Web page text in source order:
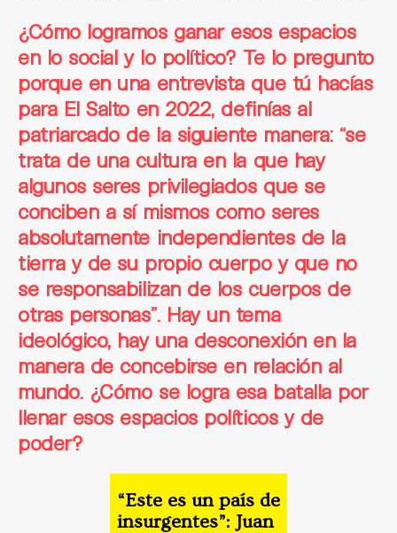
¿Cómo logramos ganar esos espacios
en lo social y lo político? Te lo pregunto
porque en una entrevista que tú hacías
para El Salto en 2022, definías al
patriarcado de la siguiente manera: “se
trata de una cultura en la que hay
algunos seres privilegiados que se
conciben a sí mismos como seres
absolutamente independientes de la
tierra y de su propio cuerpo y que no
se responsabilizan de los cuerpos de
otras personas”. Hay un tema
ideológico, hay una desconexión en la
manera de concebirse en relación al
mundo. ¿Cómo se logra esa batalla por
llenar esos espacios políticos y de
poder?
“Este es un país de
insurgentes”: Juan